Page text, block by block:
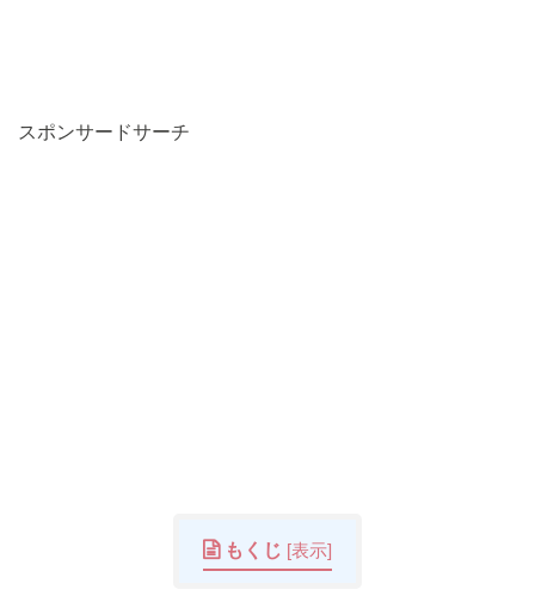
スポンサードサーチ
もくじ [表示]